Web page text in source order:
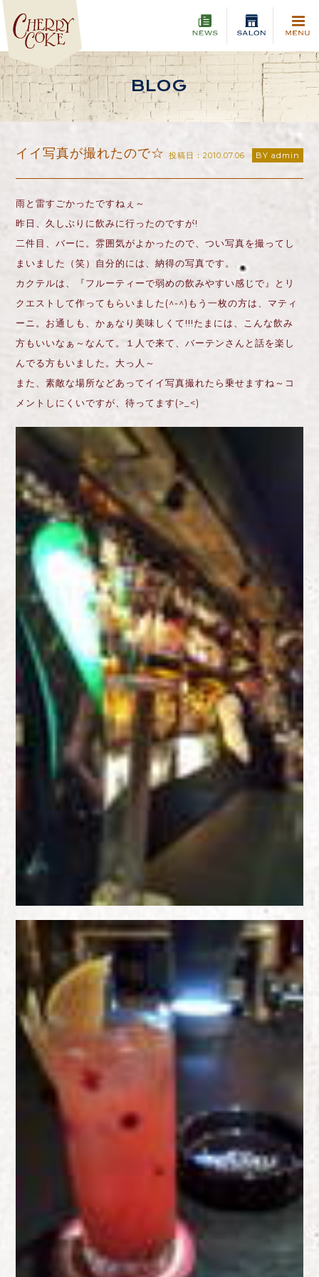
BLOG
イイ写真が撮れたので☆ 投稿日：2010.07.06 BY admin
雨と雷すごかったですねぇ～
昨日、久しぶりに飲みに行ったのですが!
二件目、バーに。雰囲気がよかったので、つい写真を撮ってし
まいました（笑）自分的には、納得の写真です。
カクテルは、『フルーティーで弱めの飲みやすい感じで』とリ
クエストして作ってもらいました(^-^)もう一枚の方は、マティ
ーニ。お通しも、かぁなり美味しくて!!!たまには、こんな飲み
方もいいなぁ～なんて。１人で来て、バーテンさんと話を楽し
んでる方もいました。大っ人～
また、素敵な場所などあってイイ写真撮れたら乗せますね～コ
メントしにくいですが、待ってます(>_<)